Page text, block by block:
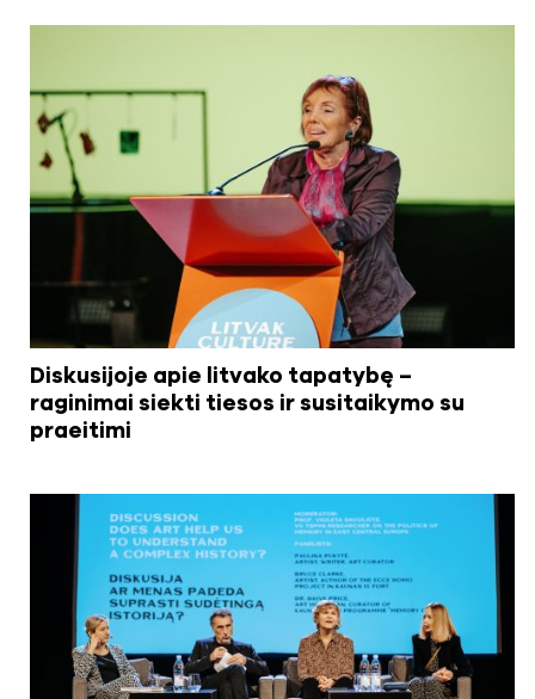
Diskusijoje apie litvako tapatybę –
raginimai siekti tiesos ir susitaikymo su
praeitimi